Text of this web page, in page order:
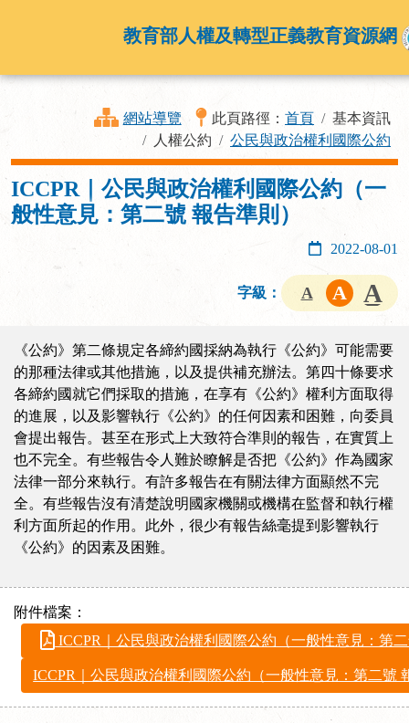
教育部人權及轉型正義教育資源網
網站導覽 此頁路徑： 首頁
基本資訊
人權公約
公民與政治權利國際公約
ICCPR｜公民與政治權利國際公約（一
般性意見：第二號 報告準則）
2022-08-01
字級：
《公約》第二條規定各締約國採納為執行《公約》可能需要
的那種法律或其他措施，以及提供補充辦法。第四十條要求
各締約國就它們採取的措施，在享有《公約》權利方面取得
的進展，以及影響執行《公約》的任何因素和困難，向委員
會提出報告。甚至在形式上大致符合準則的報告，在實質上
也不完全。有些報告令人難於瞭解是否把《公約》作為國家
法律一部分來執行。有許多報告在有關法律方面顯然不完
全。有些報告沒有清楚說明國家機關或機構在監督和執行權
利方面所起的作用。此外，很少有報告絲毫提到影響執行
《公約》的因素及困難。
附件檔案：
ICCPR｜公民與政治權利國際公約（一般性意見：第
ICCPR｜公民與政治權利國際公約（一般性意見：第二號